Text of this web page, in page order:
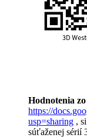
Hodnotenia
https://
usp=sharing ,
súťaženej sérií